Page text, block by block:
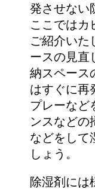
発させない
ここではカ
ご紹介いた
ースの見直
納スペース
はすぐに再
プレーなど
ンスなどの
などをして
しょう。
除湿剤には